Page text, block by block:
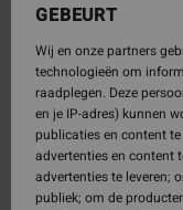
GEBEURT
Wij en onze partners
technologieën om
raadplegen. Deze
en je IP-adres) kunnen
publicaties en content
advertenties en content
advertenties te leveren;
publiek; om de